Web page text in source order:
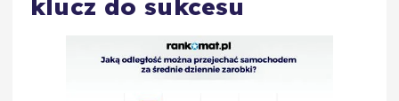
klucz do sukcesu